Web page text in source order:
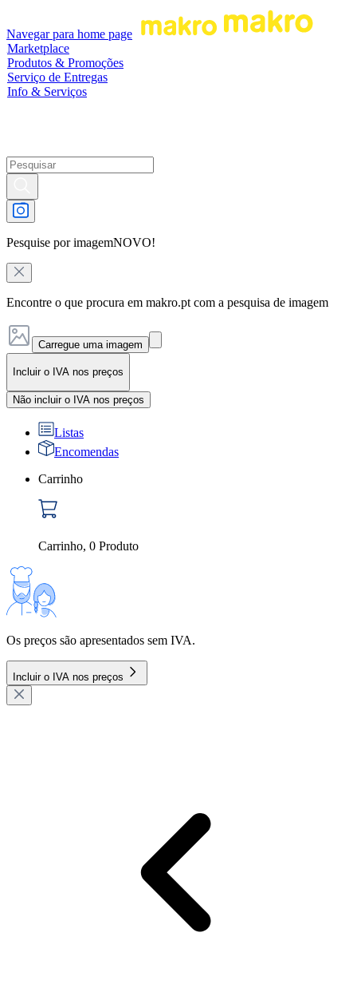
Navegar para home page
Marketplace
Produtos & Promoções
Serviço de Entregas
Info & Serviços
Pesquise por imagemNOVO!
Encontre o que procura em makro.pt com a pesquisa de imagem
Carregue uma imagem
Incluir o IVA nos preços
Não incluir o IVA nos preços
Listas
Encomendas
Carrinho
Carrinho, 0 Produto
Os preços são apresentados sem IVA.
Incluir o IVA nos preços